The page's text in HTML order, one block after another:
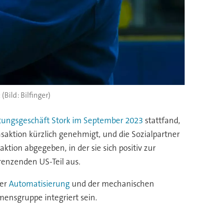
(Bild: Bilfinger)
Stork im September 2023 stattfand,
kürzlich genehmigt, und die Sozialpartner
abgegeben, in der sie sich positiv zur
US-Teil aus.
Automatisierungund der mechanischen
integriert sein.